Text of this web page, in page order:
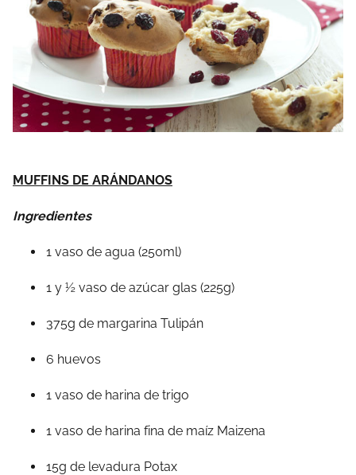
MUFFINS DE ARÁNDANOS
Ingredientes
1 vaso de agua (250ml)
1 y ½ vaso de azúcar glas (225g)
375g de margarina Tulipán
6 huevos
1 vaso de harina de trigo
1 vaso de harina fina de maíz Maizena
15g de levadura Potax